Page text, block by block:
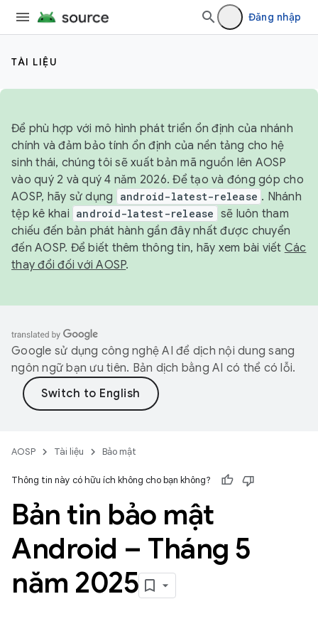
Đăng nhập
TÀI LIỆU
Để phù hợp với mô hình phát triển ổn định của nhánh
chính và đảm bảo tính ổn định của nền tảng cho hệ
sinh thái, chúng tôi sẽ xuất bản mã nguồn lên AOSP
vào quý 2 và quý 4 năm 2026. Để tạo và đóng góp cho
AOSP, hãy sử dụng
android-latest-release . Nhánh
tệp kê khai android-latest-release sẽ luôn tham
chiếu đến bản phát hành gần đây nhất được chuyển
đến AOSP. Để biết thêm thông tin, hãy xem bài viết Các
thay đổi đối với AOSP.
Google sử dụng công nghệ AI để dịch nội dung sang
ngôn ngữ bạn ưu tiên. Bản dịch bằng AI có thể có lỗi.
AOSP Tài liệu Bảo mật
Thông tin này có hữu ích không cho bạn không?
Bản tin bảo mật
Android – Tháng 5
năm 2025